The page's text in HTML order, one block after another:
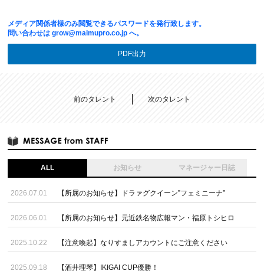
メディア関係者様のみ閲覧できるパスワードを発行致します。
問い合わせはgrow@maimupro.co.jp へ。
PDF出力
前のタレント 次のタレント
ALL お知らせ マネージャー日誌
2026.07.01 【所属のお知らせ】ドラァグクイーン”フェミニーナ”
2026.06.01 【所属のお知らせ】元近鉄名物広報マン・福原トシヒロ
2025.10.22 【注意喚起】なりすましアカウントにご注意ください
2025.09.18 【酒井理琴】IKIGAI CUP優勝！